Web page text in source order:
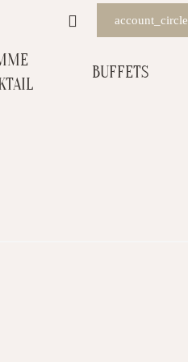
account_circle
BUFFETS